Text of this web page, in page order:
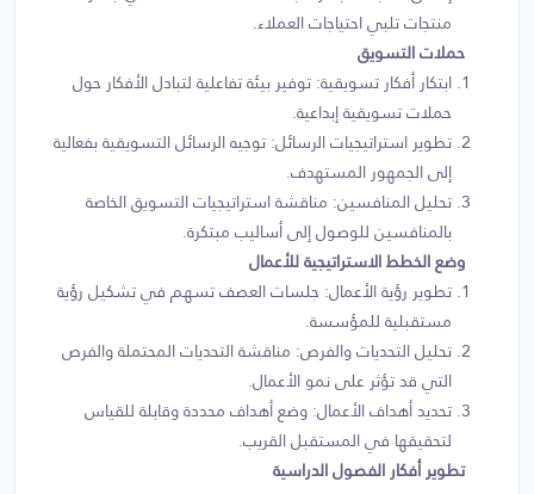
منتجات تلبي احتياجات العملاء.
حملات التسويق
ابتكار أفكار تسويقية: توفير بيئة تفاعلية لتبادل الأفكار حول
حملات تسويقية إبداعية.
تطوير استراتيجيات الرسائل: توجيه الرسائل التسويقية بفعالية
إلى الجمهور المستهدف.
تحليل المنافسين: مناقشة استراتيجيات التسويق الخاصة
بالمنافسين للوصول إلى أساليب مبتكرة.
وضع الخطط الاستراتيجية للأعمال
تطوير رؤية الأعمال: جلسات العصف تسهم في تشكيل رؤية
مستقبلية للمؤسسة.
تحليل التحديات والفرص: مناقشة التحديات المحتملة والفرص
التي قد تؤثر على نمو الأعمال.
تحديد أهداف الأعمال: وضع أهداف محددة وقابلة للقياس
لتحقيقها في المستقبل القريب.
تطوير أفكار الفصول الدراسية